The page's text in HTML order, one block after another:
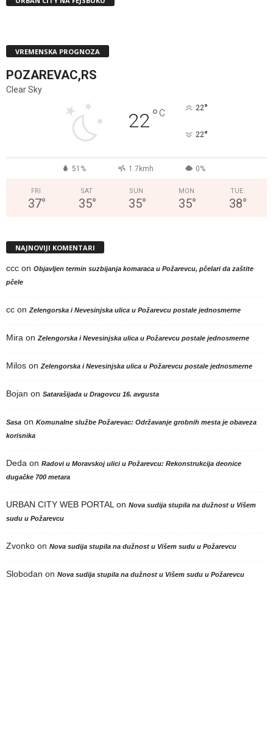
VREMENSKA PROGNOZA
POZAREVAC,RS
Clear Sky
22°C 22°
22°
51% 1.7kmh 0%
FRI
37°
SAT
35°
SUN
35°
MON
35°
TUE
38°
NAJNOVIJI KOMENTARI
ccc on Objavljen termin suzbijanja komaraca u Požarevcu, pčelari da zaštite
pčele
cc on Zelengorska i Nevesinjska ulica u Požarevcu postale jednosmerne
Mira on Zelengorska i Nevesinjska ulica u Požarevcu postale jednosmerne
Milos on Zelengorska i Nevesinjska ulica u Požarevcu postale jednosmerne
Bojan on Satarašijada u Dragovcu 16. avgusta
Sasa on Komunalne službe Požarevac: Održavanje grobnih mesta je obaveza
korisnika
Deda on Radovi u Moravskoj ulici u Požarevcu: Rekonstrukcija deonice
dugačke 700 metara
URBAN CITY WEB PORTAL on Nova sudija stupila na dužnost u Višem
sudu u Požarevcu
Zvonko on Nova sudija stupila na dužnost u Višem sudu u Požarevcu
Slobodan on Nova sudija stupila na dužnost u Višem sudu u Požarevcu